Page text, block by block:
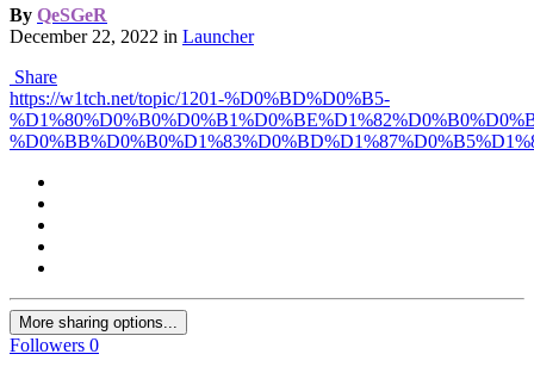
By QeSGeR
December 22, 2022 in Launcher
Share
https://w1tch.net/topic/1201-%D0%BD%D0%B5-
More sharing options...
Followers 0